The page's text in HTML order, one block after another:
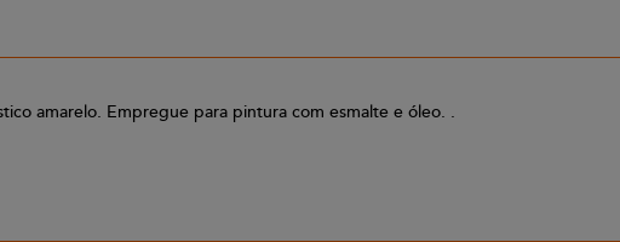
amarelo. Empregue para pintura com esmalte e óleo. .